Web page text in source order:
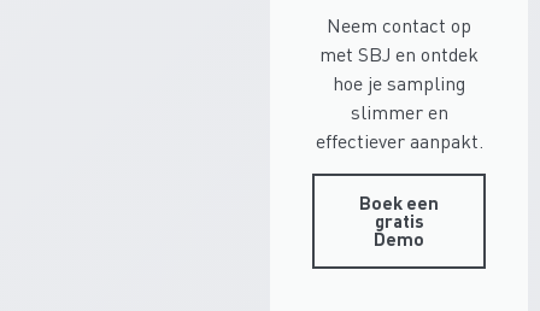
Neem contact op
met SBJ en ontdek
hoe je sampling
slimmer en
effectiever aanpakt.
Boek een
gratis
Demo